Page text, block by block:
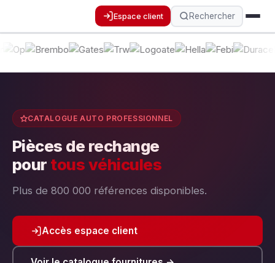
Espace client Rechercher
CATALOGUE AUTO PROFESSIONNEL
Pièces de rechange
pour tous véhicules
Plus de 800 000 références disponibles.
Accès espace client